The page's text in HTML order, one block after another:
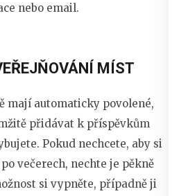
nebo email.
MÍST
mají automaticky povolené,
přidávat k příspěvkům
Pokud nechcete, aby si
večerech, nechte je pěkně
si vypněte, případně ji